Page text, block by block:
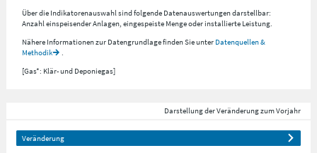
Über die Indikatorenauswahl sind folgende Datenauswertungen darstellbar:
Anzahl einspeisender Anlagen, eingespeiste Menge oder installierte Leistung.
Nähere Informationen zur Datengrundlage finden Sie unter Datenquellen &
Methodik
.
[Gas*: Klär- und Deponiegas]
Darstellung der Veränderung zum Vorjahr
Veränderung